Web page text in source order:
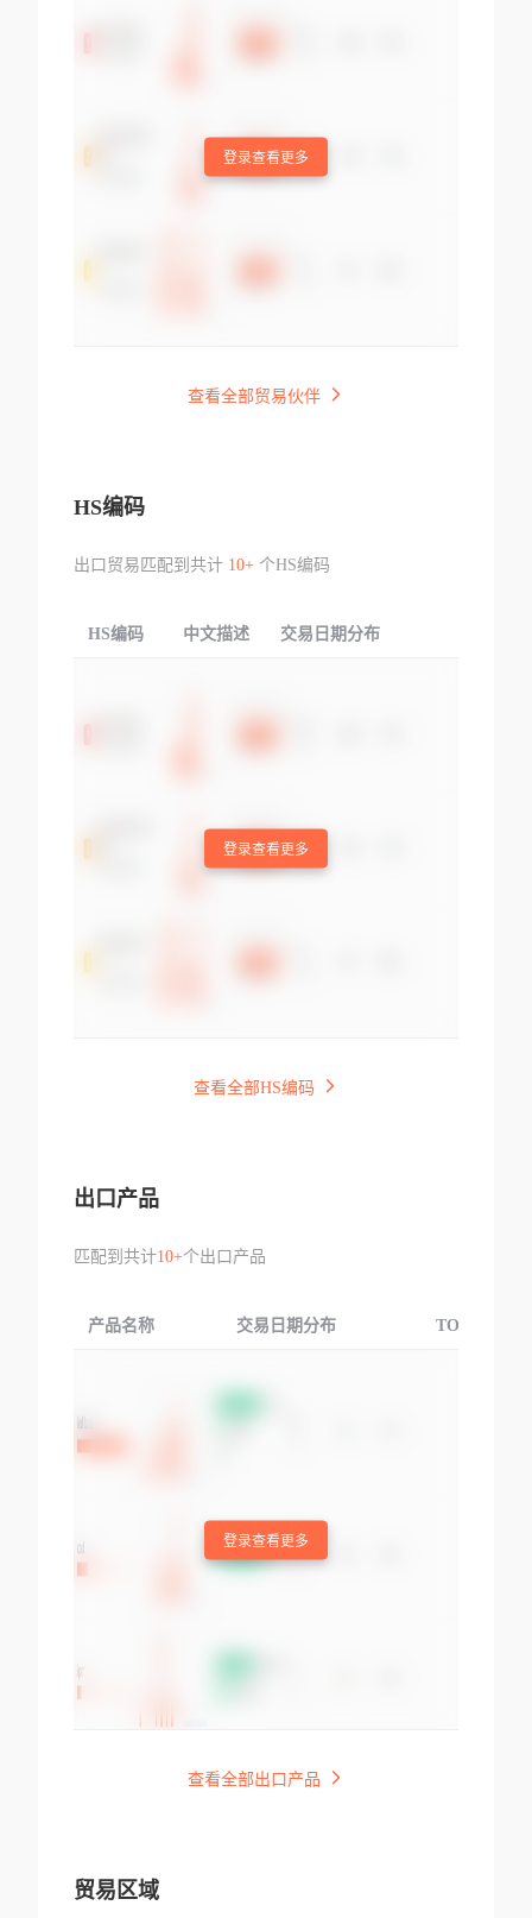
登录查看更多
查看全部贸易伙伴
HS编码
出口贸易匹配到共计 10+个HS编码
HS编码 中文描述 交易日期分布
登录查看更多
查看全部HS编码
出口产品
匹配到共计10+个出口产品
产品名称 交易日期分布 TOP3交易国
登录查看更多
查看全部出口产品
贸易区域